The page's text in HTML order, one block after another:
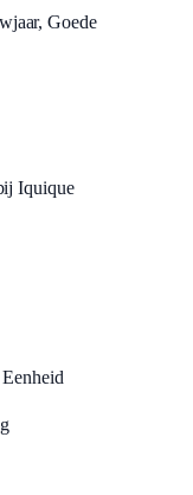
Goede
Iquique